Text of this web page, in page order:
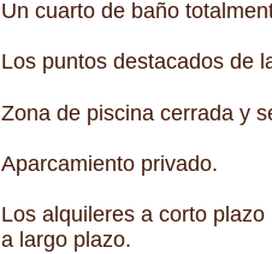
Un cuarto de baño
Los puntos destacados de
Zona de piscina cerrada y
Aparcamiento privado.
Los alquileres a corto
a largo plazo.